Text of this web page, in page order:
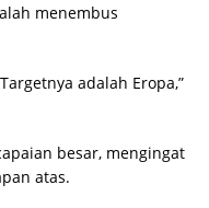
menembus
adalah Eropa,”
besar, mengingat
atas.